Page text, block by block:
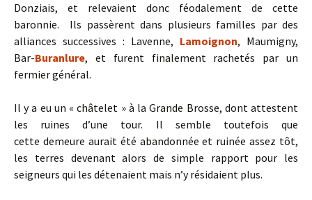
Donziais, et relevaient donc féodalement de cette
baronnie. Ils passèrent dans plusieurs familles par des
alliances successives : Lavenne, Lamoignon, Maumigny,
Bar-Buranlure, et furent finalement rachetés par un
fermier général.
Il y a eu un « châtelet » à la Grande Brosse, dont attestent
les ruines d’une tour. Il semble toutefois que
cette demeure aurait été abandonnée et ruinée assez tôt,
les terres devenant alors de simple rapport pour les
seigneurs qui les détenaient mais n’y résidaient plus.